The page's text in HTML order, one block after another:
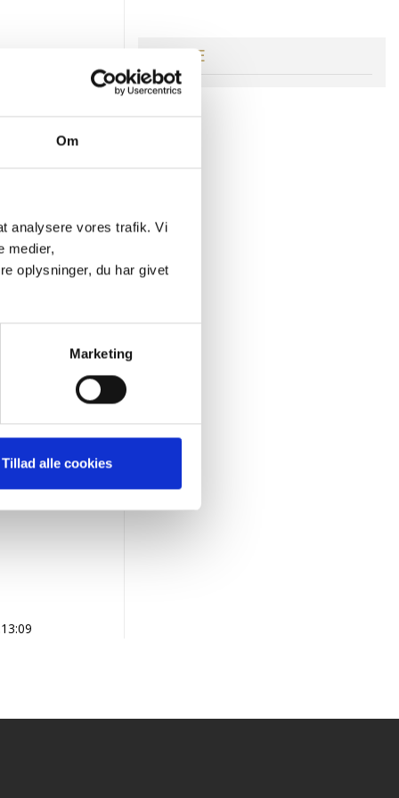
Om
analysere vores trafik. Vi
medier,
oplysninger, du har givet
Marketing
Tillad alle cookies
ÆLDRE